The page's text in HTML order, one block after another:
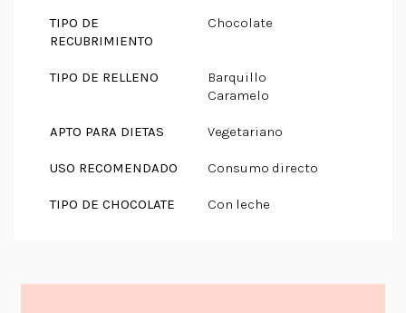
TIPO DE
RECUBRIMIENTO
Chocolate
TIPO DE RELLENO
Barquillo
Caramelo
APTO PARA DIETAS Vegetariano
USO RECOMENDADO Consumo directo
TIPO DE CHOCOLATE Con leche